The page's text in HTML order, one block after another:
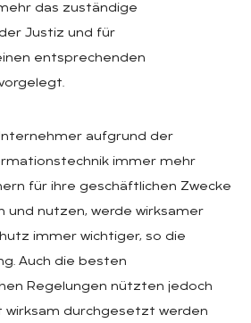
das zuständige
Justiz und für
entsprechenden
aufgrund der
immer mehr
für ihre geschäftlichen Zwecke
und nutzen, werde wirksamer
immer wichtiger, so die
Auch die besten
Regelungen nützten jedoch
wirksam durchgesetzt werden